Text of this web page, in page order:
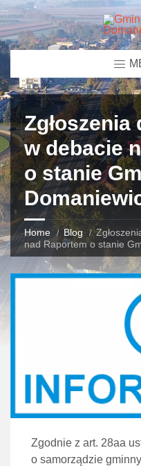
Zgłoszenia
w debacie
o stanie
Home Blog
nad Raportem o stanie
Zgodnie z art. 28aa
o samorządzie